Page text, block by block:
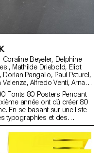
Wenger, Constance Mauler, Flora Hayoz, Lidia Molina González
Fonts 80 Posters Pendant
année ont dû créer 80
En se basant sur une liste
typographies et des